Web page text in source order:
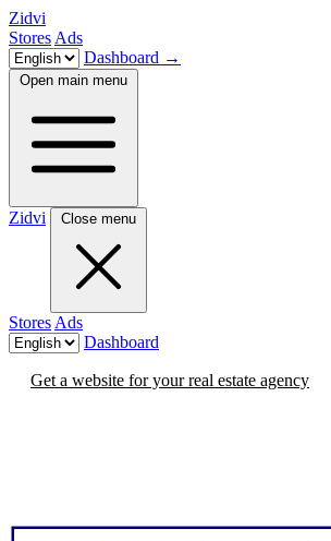
Zidvi
Stores Ads
Dashboard →
Open main menu
Zidvi Close menu
Stores Ads
Dashboard
Get a website for your real estate agency